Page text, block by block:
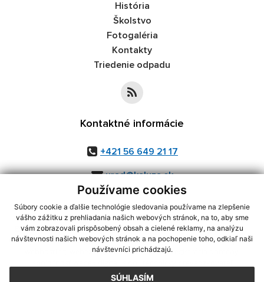
Používame cookies
Súbory cookie a ďalšie technológie sledovania používame na zlepšenie
vášho zážitku z prehliadania našich webových stránok, na to, aby sme
vám zobrazovali prispôsobený obsah a cielené reklamy, na analýzu
návštevnosti našich webových stránok a na pochopenie toho, odkiaľ naši
návštevníci prichádzajú.
SÚHLASÍM
História
Školstvo
Fotogaléria
Kontakty
Triedenie odpadu
Kontaktné informácie
+421 56 649 21 17
urad@kaluza.sk
využite možnosť získavania aktuálnych informácií s využitím RSS
CMS systém (redakčný) systém ECHELON 2,Mapa stránok,web portál
webex.digital, s.r.o.,domény,registrácia domény